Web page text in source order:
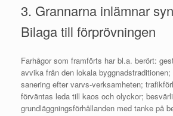
3. Grannarna inlämnar
Bilaga till förprövningen
Farhågor som framförts har bl.a. berört:
avvika från den lokala
sanering efter varvs-verksamheten;
förväntas leda till kaos och olyckor;
grundläggningsförhållanden med tanke på